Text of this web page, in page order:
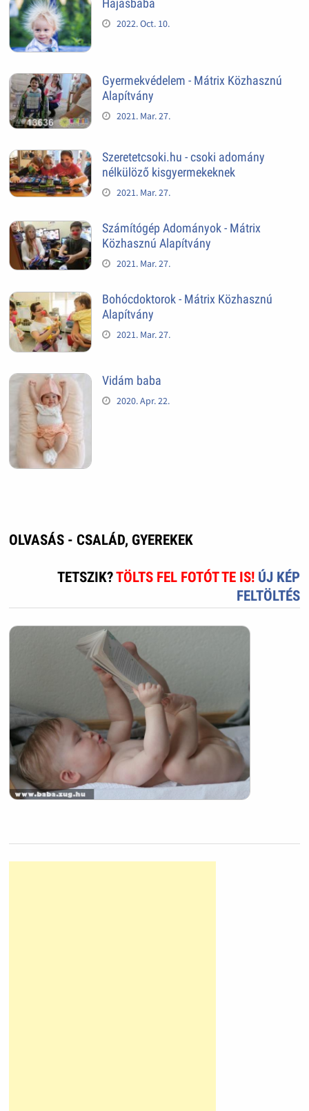
Hajasbaba
2022. Oct. 10.
Gyermekvédelem - Mátrix Közhasznú
Alapítvány
2021. Mar. 27.
Szeretetcsoki.hu - csoki adomány
nélkülöző kisgyermekeknek
2021. Mar. 27.
Számítógép Adományok - Mátrix
Közhasznú Alapítvány
2021. Mar. 27.
Bohócdoktorok - Mátrix Közhasznú
Alapítvány
2021. Mar. 27.
Vidám baba
2020. Apr. 22.
OLVASÁS - CSALÁD, GYEREKEK
TETSZIK?TÖLTS FEL FOTÓT TE IS! ÚJ KÉP
FELTÖLTÉS